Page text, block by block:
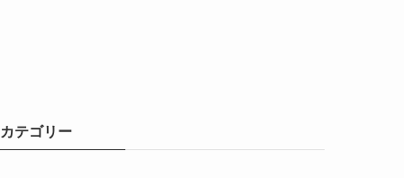
カテゴリー